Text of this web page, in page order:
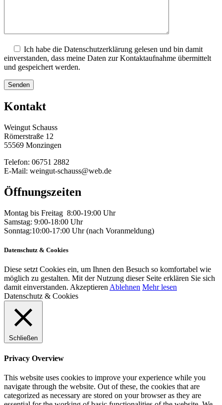
Ich habe die Datenschutzerklärung gelesen und bin damit
einverstanden, dass meine Daten zur Kontaktaufnahme übermittelt
und gespeichert werden.
Kontakt
Weingut Schauss
Römerstraße 12
55569 Monzingen
Telefon: 06751 2882
E-Mail: weingut-schauss@web.de
Öffnungszeiten
Montag bis Freitag 8:00-19:00 Uhr
Samstag: 9:00-18:00 Uhr
Sonntag:10:00-17:00 Uhr (nach Voranmeldung)
Datenschutz & Cookies
Diese setzt Cookies ein, um Ihnen den Besuch so komfortabel wie
möglich zu gestalten. Mit der Nutzung dieser Seite erklären Sie sich
damit einverstanden. Akzeptieren Ablehnen Mehr lesen
Datenschutz & Cookies
Schließen
Privacy Overview
This website uses cookies to improve your experience while you
navigate through the website. Out of these, the cookies that are
categorized as necessary are stored on your browser as they are